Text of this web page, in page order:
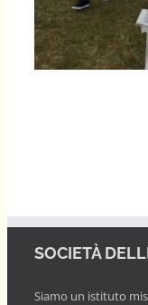
SOCIETÀ
Siamo un istituto